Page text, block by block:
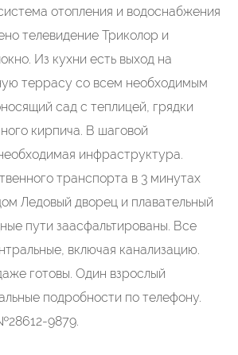
отопления и водоснабжения
телевидение Триколор и
Из кухни есть выход на
террасу со всем необходимым
сад с теплицей, грядки
кирпича. В шаговой
инфраструктура.
транспорта в 3 минутах
Ледовый дворец и плавательный
пути заасфальтированы. Все
включая канализацию.
готовы. Один взрослый
подробности по телефону.
9879.